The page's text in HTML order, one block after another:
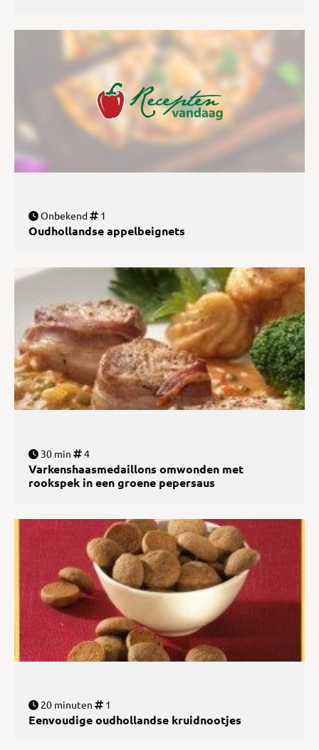
Onbekend 1
Oudhollandse appelbeignets
30 min 4
Varkenshaasmedaillons omwonden met
rookspek in een groene pepersaus
20 minuten 1
Eenvoudige oudhollandse kruidnootjes